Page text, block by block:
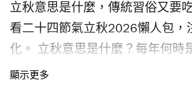
立秋意思是什麼，傳統習俗又要
看二十四節氣立秋2026懶人包，
化。 立秋意思是什麼？每年何時
是二十四節氣中第13個節氣，為